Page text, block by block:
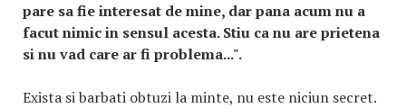
pare sa fie interesat de mine, dar pana acum nu a
facut nimic in sensul acesta. Stiu ca nu are prietena
si nu vad care ar fi problema...".
Exista si barbati obtuzi la minte, nu este niciun secret.